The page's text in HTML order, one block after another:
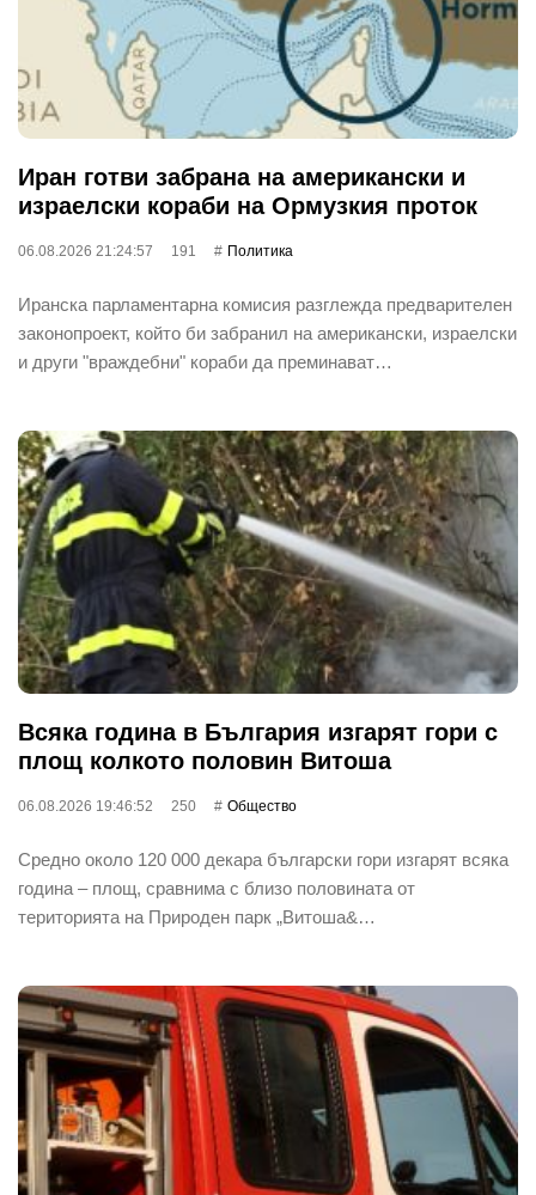
Иран готви забрана на американски и
израелски кораби на Ормузкия проток
06.08.2026 21:24:57 191 Политика
Иранска парламентарна комисия разглежда предварителен
законопроект, който би забранил на американски, израелски
и други "враждебни" кораби да преминават…
Всяка година в България изгарят гори с
площ колкото половин Витоша
06.08.2026 19:46:52 250 Общество
Средно около 120 000 декара български гори изгарят всяка
година – площ, сравнима с близо половината от
територията на Природен парк „Витоша&…